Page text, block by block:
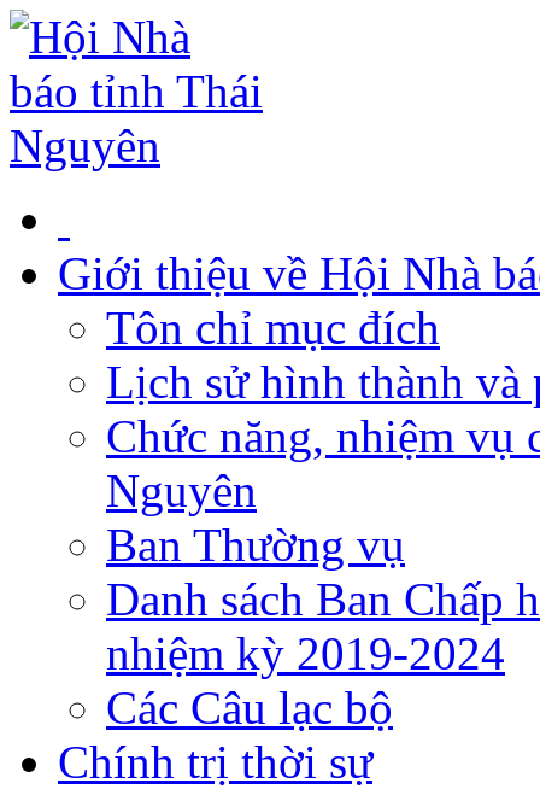
Giới thiệu về Hội Nhà
Tôn chỉ mục đích
Lịch sử hình thành và
Chức năng, nhiệm vụ
Nguyên
Ban Thường vụ
Danh sách Ban Chấp
nhiệm kỳ 2019-2024
Các Câu lạc bộ
Chính trị thời sự